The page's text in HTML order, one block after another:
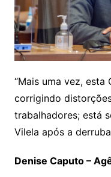
“Mais uma vez,
corrigindo
trabalhadores; está
Vilela após a
Denise Caputo –